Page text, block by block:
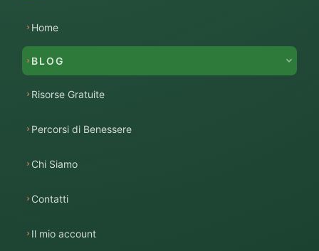
Home
BLOG
Risorse Gratuite
Percorsi di Benessere
Chi Siamo
Contatti
Il mio account